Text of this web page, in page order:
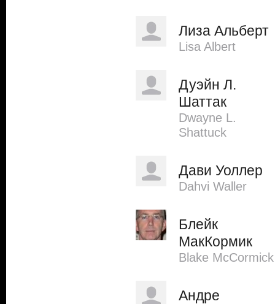
Лиза Альберт
Lisa Albert
Дуэйн Л.
Шаттак
Dwayne L.
Shattuck
Дави Уоллер
Dahvi Waller
Блейк
МакКормик
Blake McCormick
Андре